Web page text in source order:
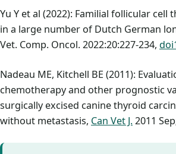
Yu Y et al (2022): Familial follicular cell
in a large number of Dutch German
Vet. Comp. Oncol. 2022:20:227-234,
Nadeau ME, Kitchell BE (2011):
chemotherapy and other prognostic
surgically excised canine thyroid
without metastasis, Can Vet J.2011